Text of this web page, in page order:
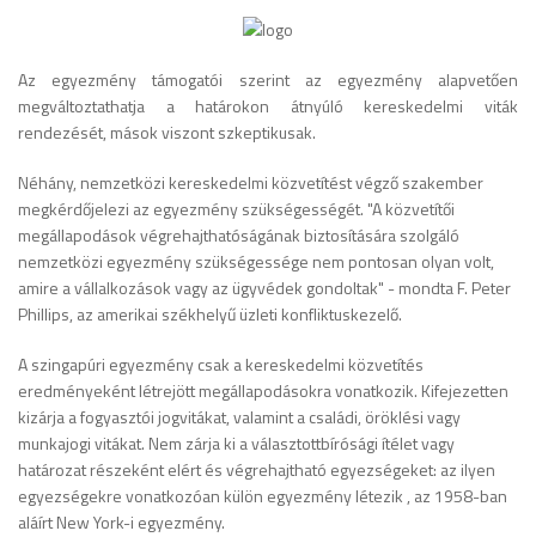
Az egyezmény támogatói szerint az egyezmény alapvetően
megváltoztathatja a határokon átnyúló kereskedelmi viták
rendezését, mások viszont szkeptikusak.
Néhány, nemzetközi kereskedelmi közvetítést végző szakember
megkérdőjelezi az egyezmény szükségességét. "A közvetítői
megállapodások végrehajthatóságának biztosítására szolgáló
nemzetközi egyezmény szükségessége nem pontosan olyan volt,
amire a vállalkozások vagy az ügyvédek gondoltak" - mondta F. Peter
Phillips, az amerikai székhelyű üzleti konfliktuskezelő.
A szingapúri egyezmény csak a kereskedelmi közvetítés
eredményeként létrejött megállapodásokra vonatkozik. Kifejezetten
kizárja a fogyasztói jogvitákat, valamint a családi, öröklési vagy
munkajogi vitákat. Nem zárja ki a választottbírósági ítélet vagy
határozat részeként elért és végrehajtható egyezségeket: az ilyen
egyezségekre vonatkozóan külön egyezmény létezik , az 1958-ban
aláírt New York-i egyezmény.